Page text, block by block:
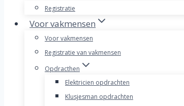
Registratie
Voor vakmensen
Voor vakmensen
Registratie van vakmensen
Opdracthen
Elektricien opdrachten
Klusjesman opdrachten